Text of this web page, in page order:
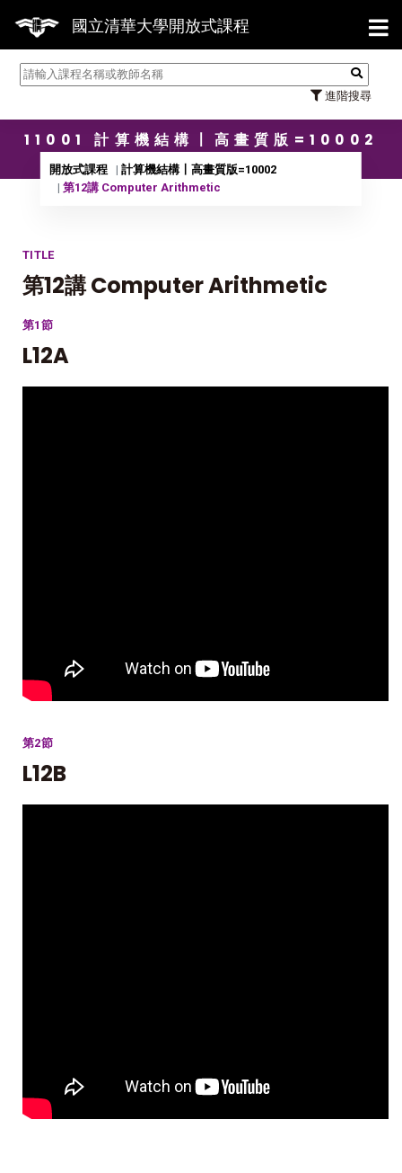
國立清華大學開放式課程
進階搜尋
【
11001 計算機結構〡高畫質版=10002
開放式課程
計算機結構〡高畫質版=10002
第12講 Computer Arithmetic
TITLE
第12講 Computer Arithmetic
第1節
L12A
第2節
L12B